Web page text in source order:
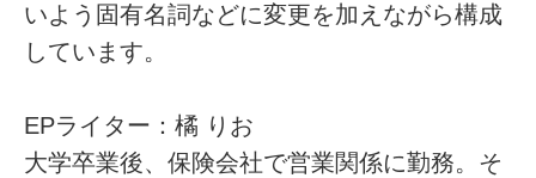
いよう固有名詞などに変更を加えながら構成
しています。
EPライター：橘 りお
大学卒業後、保険会社で営業関係に勤務。そ